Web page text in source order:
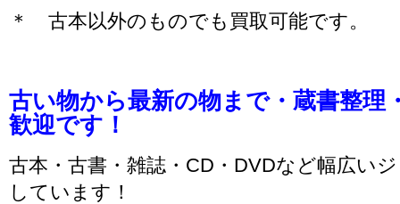
＊ 古本以外のものでも買取可能です。
古い物から最新の物まで・蔵書整理
歓迎です！
古本・古書・雑誌・CD・DVDなど幅広い
しています！